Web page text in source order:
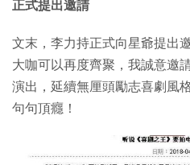
正式提出邀請
文末，李力持正式向星爺提出
大咖可以再度齊聚，我誠意邀
演出，延續無厘頭勵志喜劇風
句句頂癮！